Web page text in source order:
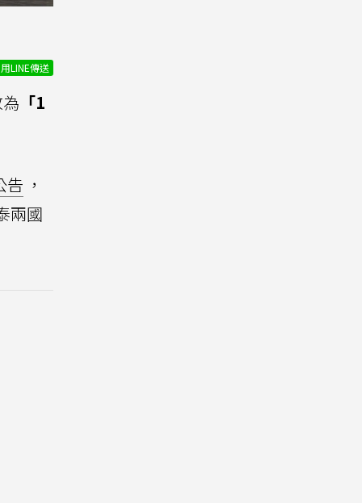
用LINE傳送
「1
告 ，
兩國